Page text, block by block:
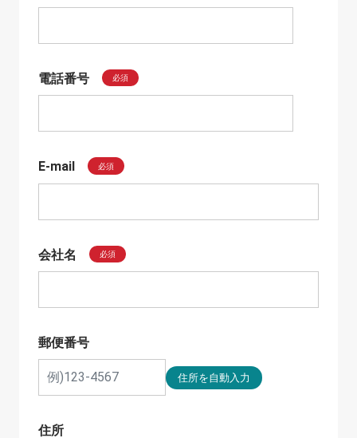
電話番号 必須
E-mail 必須
会社名 必須
郵便番号
住所